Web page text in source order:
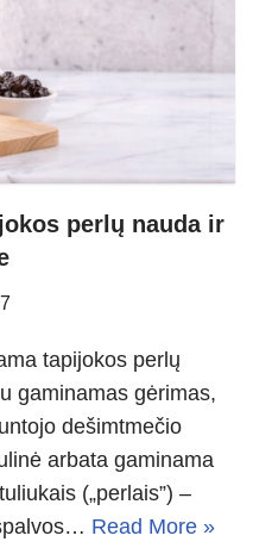
perlų nauda ir
tapijokos perlų
gaminamas gėrimas,
dešimtmečio
arbata gaminama
(„perlais”) –
Read More »